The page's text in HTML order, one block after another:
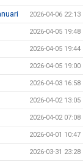
2026-04-06 22:13
2026-04-05 19:48
2026-04-05 19:44
2026-04-05 19:00
2026-04-03 16:58
2026-04-02 13:05
2026-04-02 07:08
2026-04-01 10:47
2026-03-31 23:28